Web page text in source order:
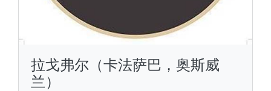
拉戈弗尔（卡法萨巴，奥斯威
兰）